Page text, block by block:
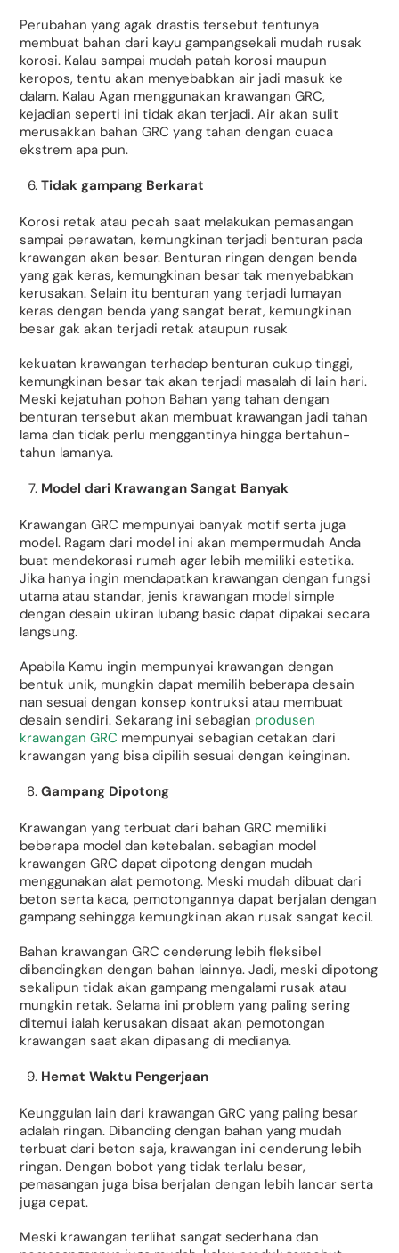
Perubahan yang agak drastis tersebut tentunya
membuat bahan dari kayu gampangsekali mudah rusak
korosi. Kalau sampai mudah patah korosi maupun
keropos, tentu akan menyebabkan air jadi masuk ke
dalam. Kalau Agan menggunakan krawangan GRC,
kejadian seperti ini tidak akan terjadi. Air akan sulit
merusakkan bahan GRC yang tahan dengan cuaca
ekstrem apa pun.
Tidak gampang Berkarat
Korosi retak atau pecah saat melakukan pemasangan
sampai perawatan, kemungkinan terjadi benturan pada
krawangan akan besar. Benturan ringan dengan benda
yang gak keras, kemungkinan besar tak menyebabkan
kerusakan. Selain itu benturan yang terjadi lumayan
keras dengan benda yang sangat berat, kemungkinan
besar gak akan terjadi retak ataupun rusak
kekuatan krawangan terhadap benturan cukup tinggi,
kemungkinan besar tak akan terjadi masalah di lain hari.
Meski kejatuhan pohon Bahan yang tahan dengan
benturan tersebut akan membuat krawangan jadi tahan
lama dan tidak perlu menggantinya hingga bertahun-
tahun lamanya.
Model dari Krawangan Sangat Banyak
Krawangan GRC mempunyai banyak motif serta juga
model. Ragam dari model ini akan mempermudah Anda
buat mendekorasi rumah agar lebih memiliki estetika.
Jika hanya ingin mendapatkan krawangan dengan fungsi
utama atau standar, jenis krawangan model simple
dengan desain ukiran lubang basic dapat dipakai secara
langsung.
Apabila Kamu ingin mempunyai krawangan dengan
bentuk unik, mungkin dapat memilih beberapa desain
nan sesuai dengan konsep kontruksi atau membuat
desain sendiri. Sekarang ini sebagian produsen
krawangan GRC mempunyai sebagian cetakan dari
krawangan yang bisa dipilih sesuai dengan keinginan.
Gampang Dipotong
Krawangan yang terbuat dari bahan GRC memiliki
beberapa model dan ketebalan. sebagian model
krawangan GRC dapat dipotong dengan mudah
menggunakan alat pemotong. Meski mudah dibuat dari
beton serta kaca, pemotongannya dapat berjalan dengan
gampang sehingga kemungkinan akan rusak sangat kecil.
Bahan krawangan GRC cenderung lebih fleksibel
dibandingkan dengan bahan lainnya. Jadi, meski dipotong
sekalipun tidak akan gampang mengalami rusak atau
mungkin retak. Selama ini problem yang paling sering
ditemui ialah kerusakan disaat akan pemotongan
krawangan saat akan dipasang di medianya.
Hemat Waktu Pengerjaan
Keunggulan lain dari krawangan GRC yang paling besar
adalah ringan. Dibanding dengan bahan yang mudah
terbuat dari beton saja, krawangan ini cenderung lebih
ringan. Dengan bobot yang tidak terlalu besar,
pemasangan juga bisa berjalan dengan lebih lancar serta
juga cepat.
Meski krawangan terlihat sangat sederhana dan